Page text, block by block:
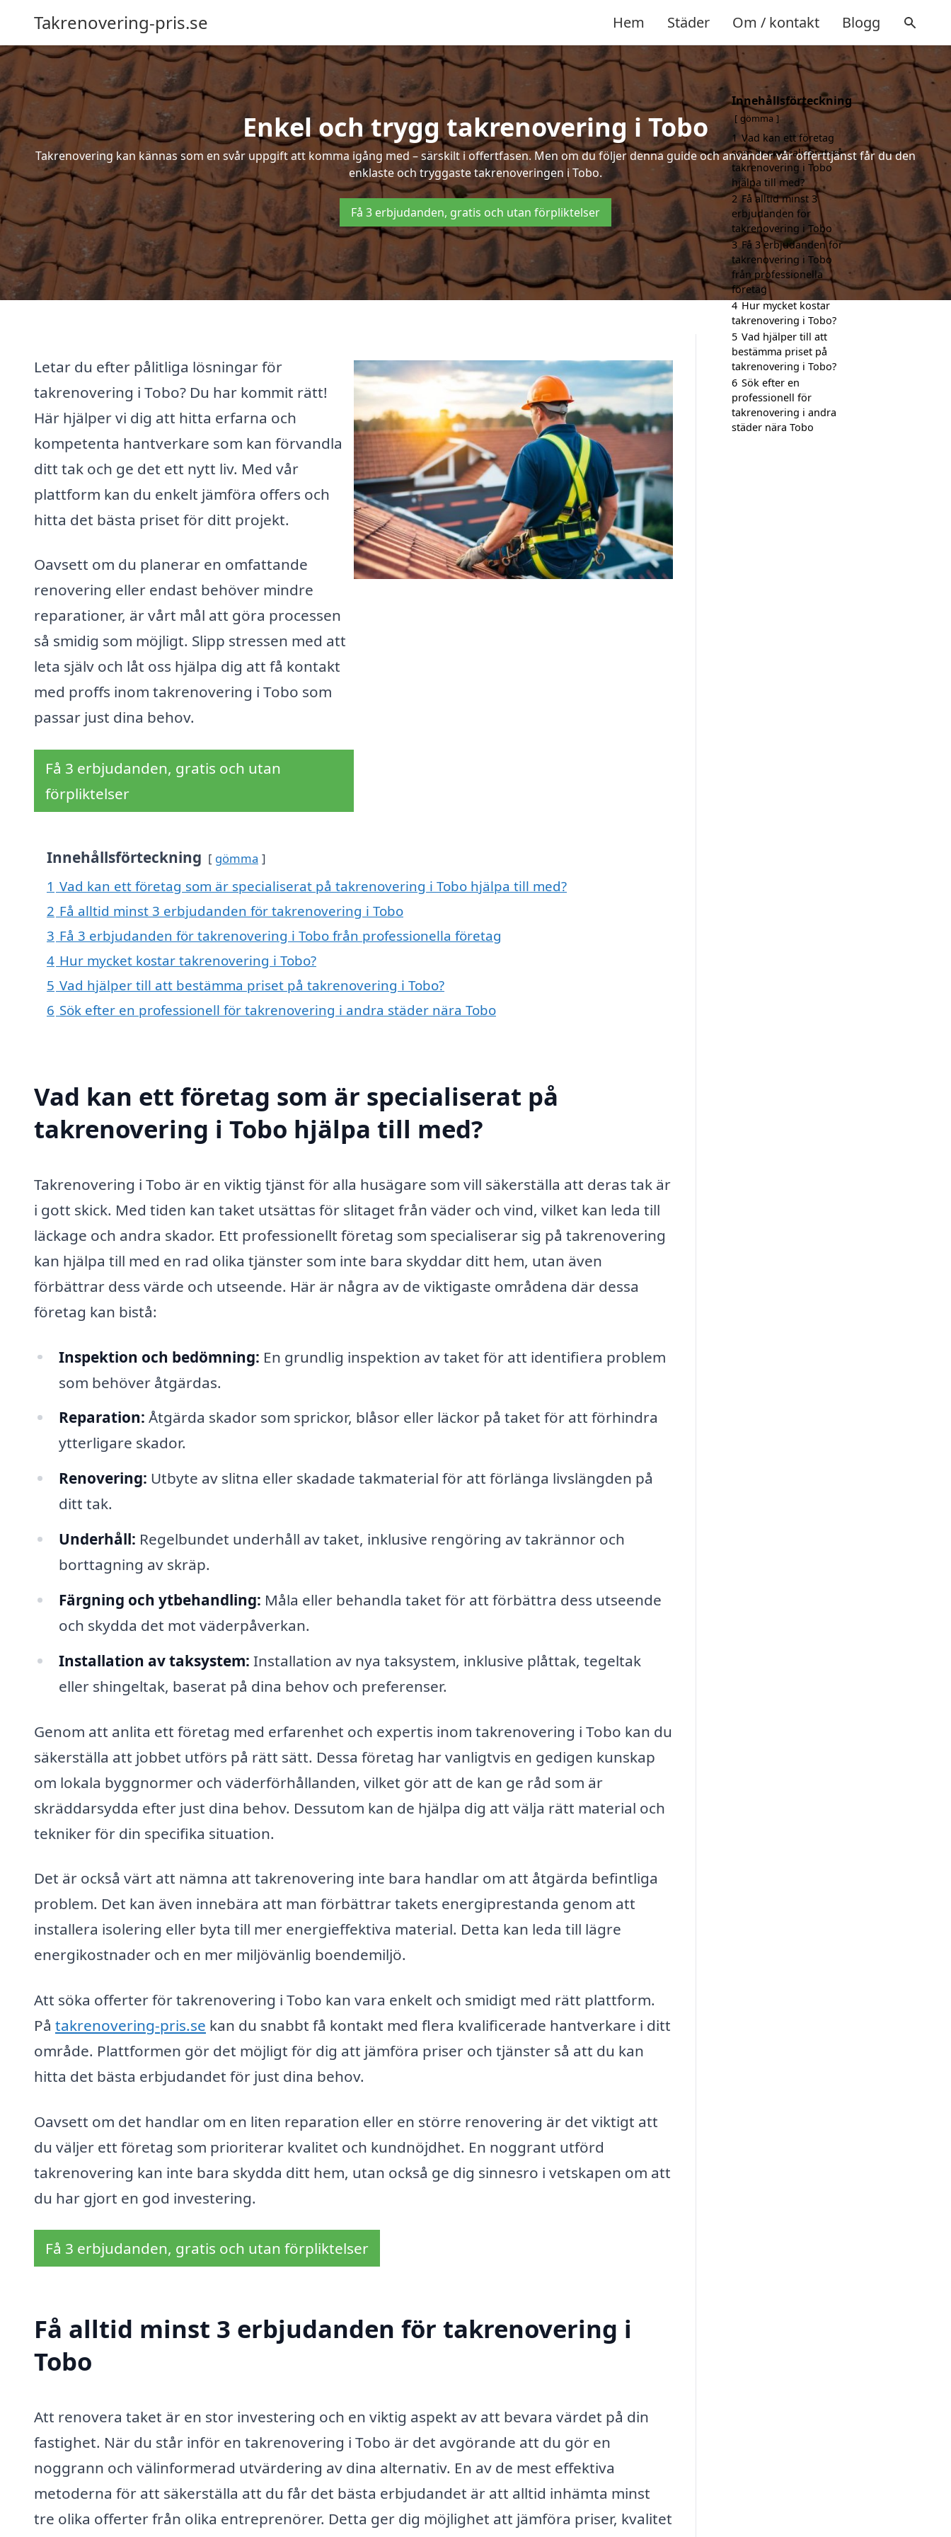
Takrenovering-pris.se Hem Städer Om / kontakt Blogg
Enkel och trygg takrenovering i Tobo
Takrenovering kan kännas som en svår uppgift att komma igång med – särskilt i offertfasen. Men om du följer denna guide och använder vår offerttjänst får du den
enklaste och tryggaste takrenoveringen i Tobo.
Få 3 erbjudanden, gratis och utan förpliktelser
Letar du efter pålitliga lösningar för
takrenovering i Tobo? Du har kommit rätt!
Här hjälper vi dig att hitta erfarna och
kompetenta hantverkare som kan förvandla
ditt tak och ge det ett nytt liv. Med vår
plattform kan du enkelt jämföra offers och
hitta det bästa priset för ditt projekt.
Oavsett om du planerar en omfattande
renovering eller endast behöver mindre
reparationer, är vårt mål att göra processen
så smidig som möjligt. Slipp stressen med att
leta själv och låt oss hjälpa dig att få kontakt
med proffs inom takrenovering i Tobo som
passar just dina behov.
Få 3 erbjudanden, gratis och utan
förpliktelser
Innehållsförteckning gömma
1 Vad kan ett företag som är specialiserat på takrenovering i Tobo hjälpa till med?
2 Få alltid minst 3 erbjudanden för takrenovering i Tobo
3 Få 3 erbjudanden för takrenovering i Tobo från professionella företag
4 Hur mycket kostar takrenovering i Tobo?
5 Vad hjälper till att bestämma priset på takrenovering i Tobo?
6 Sök efter en professionell för takrenovering i andra städer nära Tobo
Vad kan ett företag som är specialiserat på
takrenovering i Tobo hjälpa till med?
Takrenovering i Tobo är en viktig tjänst för alla husägare som vill säkerställa att deras tak är
i gott skick. Med tiden kan taket utsättas för slitaget från väder och vind, vilket kan leda till
läckage och andra skador. Ett professionellt företag som specialiserar sig på takrenovering
kan hjälpa till med en rad olika tjänster som inte bara skyddar ditt hem, utan även
förbättrar dess värde och utseende. Här är några av de viktigaste områdena där dessa
företag kan bistå:
Inspektion och bedömning: En grundlig inspektion av taket för att identifiera problem
som behöver åtgärdas.
Reparation: Åtgärda skador som sprickor, blåsor eller läckor på taket för att förhindra
ytterligare skador.
Renovering: Utbyte av slitna eller skadade takmaterial för att förlänga livslängden på
ditt tak.
Underhåll: Regelbundet underhåll av taket, inklusive rengöring av takrännor och
borttagning av skräp.
Färgning och ytbehandling: Måla eller behandla taket för att förbättra dess utseende
och skydda det mot väderpåverkan.
Installation av taksystem: Installation av nya taksystem, inklusive plåttak, tegeltak
eller shingeltak, baserat på dina behov och preferenser.
Genom att anlita ett företag med erfarenhet och expertis inom takrenovering i Tobo kan du
säkerställa att jobbet utförs på rätt sätt. Dessa företag har vanligtvis en gedigen kunskap
om lokala byggnormer och väderförhållanden, vilket gör att de kan ge råd som är
skräddarsydda efter just dina behov. Dessutom kan de hjälpa dig att välja rätt material och
tekniker för din specifika situation.
Det är också värt att nämna att takrenovering inte bara handlar om att åtgärda befintliga
problem. Det kan även innebära att man förbättrar takets energiprestanda genom att
installera isolering eller byta till mer energieffektiva material. Detta kan leda till lägre
energikostnader och en mer miljövänlig boendemiljö.
Att söka offerter för takrenovering i Tobo kan vara enkelt och smidigt med rätt plattform.
På takrenovering-pris.se kan du snabbt få kontakt med flera kvalificerade hantverkare i ditt
område. Plattformen gör det möjligt för dig att jämföra priser och tjänster så att du kan
hitta det bästa erbjudandet för just dina behov.
Oavsett om det handlar om en liten reparation eller en större renovering är det viktigt att
du väljer ett företag som prioriterar kvalitet och kundnöjdhet. En noggrant utförd
takrenovering kan inte bara skydda ditt hem, utan också ge dig sinnesro i vetskapen om att
du har gjort en god investering.
Få 3 erbjudanden, gratis och utan förpliktelser
Få alltid minst 3 erbjudanden för takrenovering i
Tobo
Att renovera taket är en stor investering och en viktig aspekt av att bevara värdet på din
fastighet. När du står inför en takrenovering i Tobo är det avgörande att du gör en
noggrann och välinformerad utvärdering av dina alternativ. En av de mest effektiva
metoderna för att säkerställa att du får det bästa erbjudandet är att alltid inhämta minst
tre olika offerter från olika entreprenörer. Detta ger dig möjlighet att jämföra priser, kvalitet
Innehållsförteckning
gömma
1 Vad kan ett företag
som är specialiserat på
takrenovering i Tobo
hjälpa till med?
2 Få alltid minst 3
erbjudanden för
takrenovering i Tobo
3 Få 3 erbjudanden för
takrenovering i Tobo
från professionella
företag
4 Hur mycket kostar
takrenovering i Tobo?
5 Vad hjälper till att
bestämma priset på
takrenovering i Tobo?
6 Sök efter en
professionell för
takrenovering i andra
städer nära Tobo